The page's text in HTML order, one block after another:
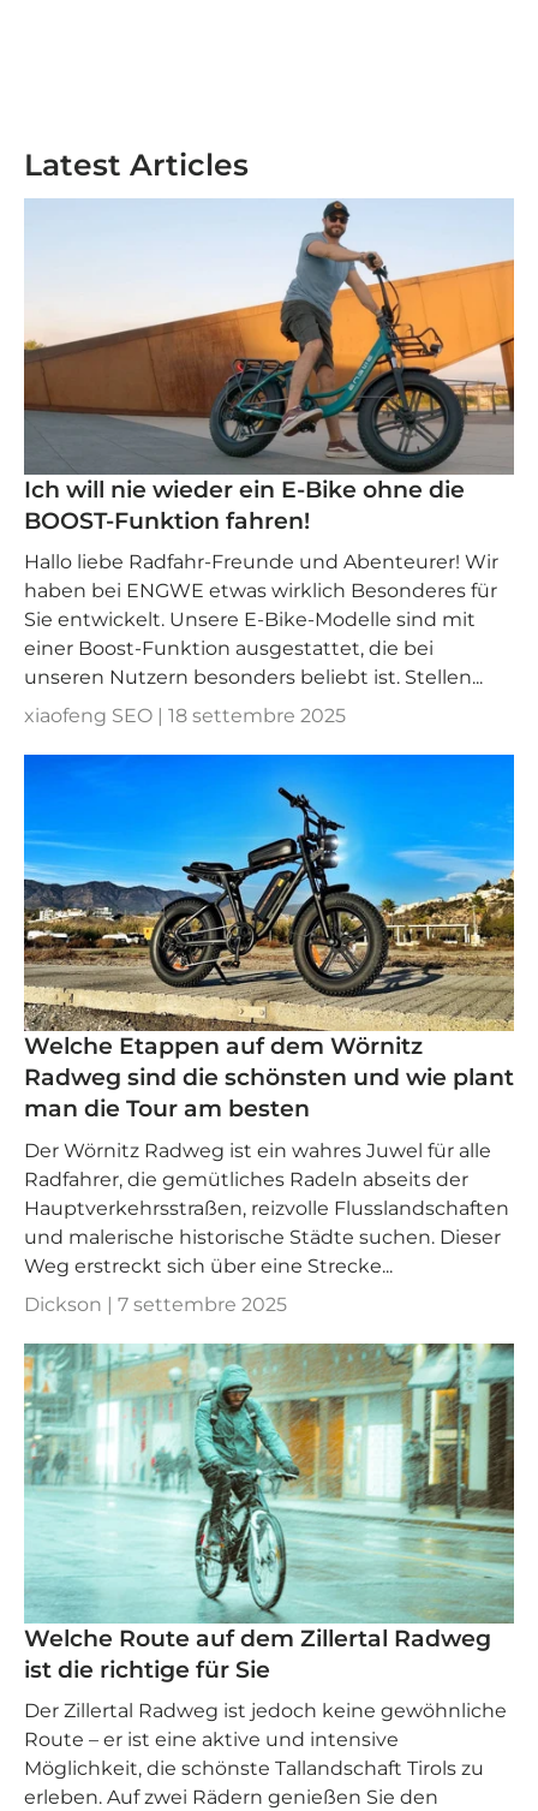
Latest Articles
Ich will nie wieder ein E-Bike ohne die
BOOST-Funktion fahren!
Hallo liebe Radfahr-Freunde und Abenteurer! Wir
haben bei ENGWE etwas wirklich Besonderes für
Sie entwickelt. Unsere E-Bike-Modelle sind mit
einer Boost-Funktion ausgestattet, die bei
unseren Nutzern besonders beliebt ist. Stellen...
xiaofeng SEO | 18 settembre 2025
Welche Etappen auf dem Wörnitz
Radweg sind die schönsten und wie plant
man die Tour am besten
Der Wörnitz Radweg ist ein wahres Juwel für alle
Radfahrer, die gemütliches Radeln abseits der
Hauptverkehrsstraßen, reizvolle Flusslandschaften
und malerische historische Städte suchen. Dieser
Weg erstreckt sich über eine Strecke...
Dickson | 7 settembre 2025
Welche Route auf dem Zillertal Radweg
ist die richtige für Sie
Der Zillertal Radweg ist jedoch keine gewöhnliche
Route – er ist eine aktive und intensive
Möglichkeit, die schönste Tallandschaft Tirols zu
erleben. Auf zwei Rädern genießen Sie den